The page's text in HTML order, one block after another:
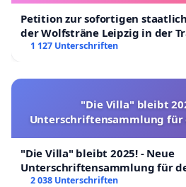
Petition zur sofortigen
der Wolfsträne Leipzig in der
1 127 Unterschriften
"Die Villa" bleibt
Unterschriftensammlung für
"Die Villa" bleibt 2025! - Neue
Unterschriftensammlung für
2 038 Unterschriften